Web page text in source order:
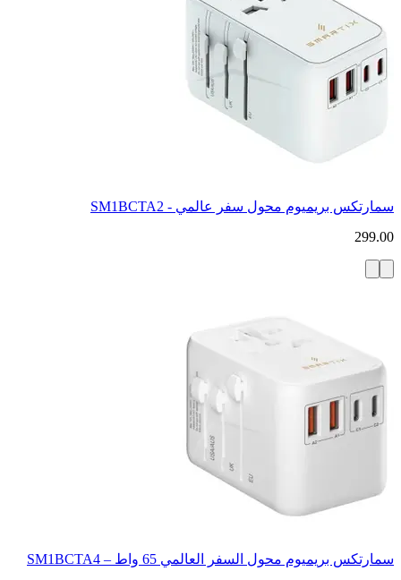
سمارتكس بريميوم محول سفر عالمي - SM1BCTA2
299.00
سمارتكس بريميوم محول السفر العالمي 65 واط – SM1BCTA4